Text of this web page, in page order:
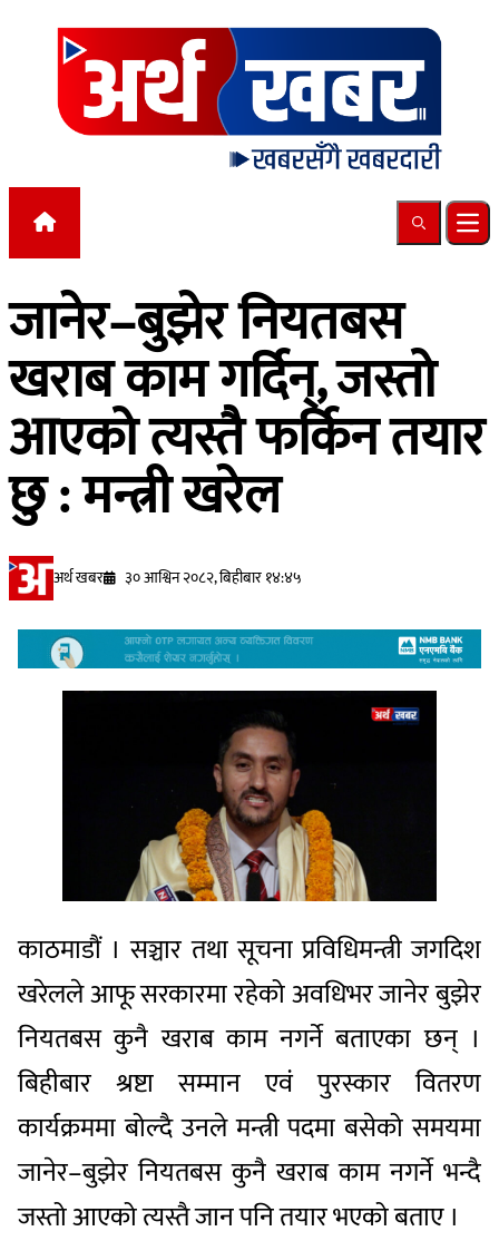
Skip to content
Search
जानेर–बुझेर नियतबस
खराब काम गर्दिन्, जस्तो
आएको त्यस्तै फर्किन तयार
छु : मन्त्री खरेल
अर्थ खबर ३० आश्विन २०८२, बिहीबार १४:४५
काठमाडौं । सञ्चार तथा सूचना प्रविधिमन्त्री जगदिश
खरेलले आफू सरकारमा रहेको अवधिभर जानेर बुझेर
नियतबस कुनै खराब काम नगर्ने बताएका छन् ।
बिहीबार श्रष्टा सम्मान एवं पुरस्कार वितरण
कार्यक्रममा बोल्दै उनले मन्त्री पदमा बसेको समयमा
जानेर–बुझेर नियतबस कुनै खराब काम नगर्ने भन्दै
जस्तो आएको त्यस्तै जान पनि तयार भएको बताए ।